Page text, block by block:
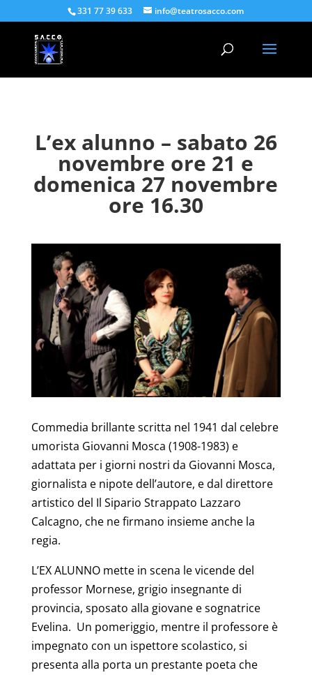
331 77 39 633 info@teatrosacco.com
L’ex alunno – sabato 26
novembre ore 21 e
domenica 27 novembre
ore 16.30
Commedia brillante scritta nel 1941 dal celebre
umorista Giovanni Mosca (1908-1983) e
adattata per i giorni nostri da Giovanni Mosca,
giornalista e nipote dell’autore, e dal direttore
artistico del Il Sipario Strappato Lazzaro
Calcagno, che ne firmano insieme anche la
regia.
L’EX ALUNNO mette in scena le vicende del
professor Mornese, grigio insegnante di
provincia, sposato alla giovane e sognatrice
Evelina. Un pomeriggio, mentre il professore è
impegnato con un ispettore scolastico, si
presenta alla porta un prestante poeta che